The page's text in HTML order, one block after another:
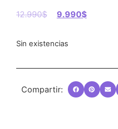
12.990$ 9.990$
Sin existencias
Compartir: